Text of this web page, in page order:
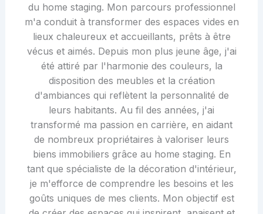
du home staging. Mon parcours professionnel
m'a conduit à transformer des espaces vides en
lieux chaleureux et accueillants, prêts à être
vécus et aimés. Depuis mon plus jeune âge, j'ai
été attiré par l'harmonie des couleurs, la
disposition des meubles et la création
d'ambiances qui reflètent la personnalité de
leurs habitants. Au fil des années, j'ai
transformé ma passion en carrière, en aidant
de nombreux propriétaires à valoriser leurs
biens immobiliers grâce au home staging. En
tant que spécialiste de la décoration d'intérieur,
je m'efforce de comprendre les besoins et les
goûts uniques de mes clients. Mon objectif est